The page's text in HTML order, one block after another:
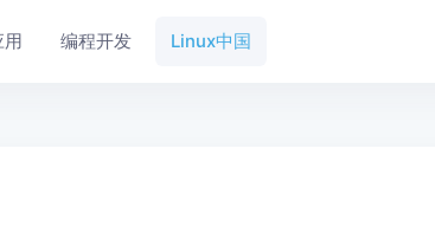
编程开发 Linux中国